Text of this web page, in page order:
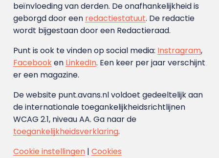
beïnvloeding van derden. De onafhankelijkheid is
geborgd door een redactiestatuut. De redactie
wordt bijgestaan door een Redactieraad.
Punt is ook te vinden op social media: Instragram,
Facebooken LinkedIn. Een keer per jaar verschijnt
er een magazine.
De website punt.avans.nl voldoet gedeeltelijk aan
de internationale toegankelijkheidsrichtlijnen
WCAG 2.1, niveau AA. Ga naar de
toegankelijkheidsverklaring.
Cookie instellingen| Cookies